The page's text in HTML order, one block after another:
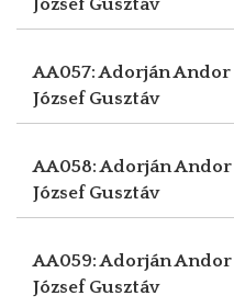
József Gusztáv
AA057: Adorján Andor
József Gusztáv
AA058: Adorján Andor
József Gusztáv
AA059: Adorján Andor
József Gusztáv